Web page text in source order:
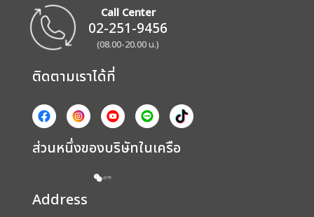
Call Center
02-251-9456
(08.00-20.00 น.)
ติดตามเราได้ที่
ส่วนหนึ่งของบริษัทในเครือ
Address